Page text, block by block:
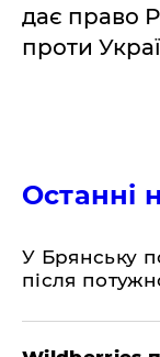
дає право
проти
Останні
У Брянську
після